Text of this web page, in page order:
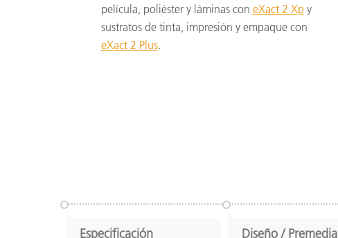
película, poliéster y láminas con eXact 2 Xp y
sustratos de tinta, impresión y empaque con
eXact 2 Plus.
Especificación Diseño / Premedia